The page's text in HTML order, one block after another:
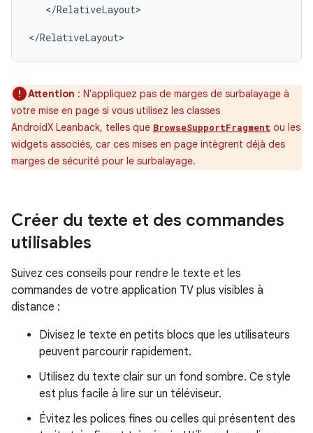
</RelativeLayout>
</RelativeLayout>
Attention : N'appliquez pas de marges de surbalayage à
votre mise en page si vous utilisez les classes
AndroidX Leanback, telles que BrowseSupportFragment ou les
widgets associés, car ces mises en page intègrent déjà des
marges de sécurité pour le surbalayage.
Créer du texte et des commandes
utilisables
Suivez ces conseils pour rendre le texte et les
commandes de votre application TV plus visibles à
distance :
Divisez le texte en petits blocs que les utilisateurs
peuvent parcourir rapidement.
Utilisez du texte clair sur un fond sombre. Ce style
est plus facile à lire sur un téléviseur.
Évitez les polices fines ou celles qui présentent des